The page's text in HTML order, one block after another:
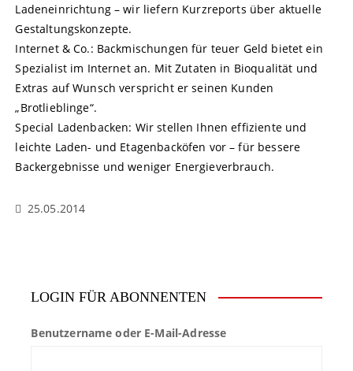
Ladeneinrichtung – wir liefern Kurzreports über aktuelle
Gestaltungskonzepte.
Internet & Co.: Backmischungen für teuer Geld bietet ein
Spezialist im Internet an. Mit Zutaten in Bioqualität und
Extras auf Wunsch verspricht er seinen Kunden
„Brotlieblinge“.
Special Ladenbacken: Wir stellen Ihnen effiziente und
leichte Laden- und Etagenbacköfen vor – für bessere
Backergebnisse und weniger Energieverbrauch.
25.05.2014
LOGIN FÜR ABONNENTEN
Benutzername oder E-Mail-Adresse